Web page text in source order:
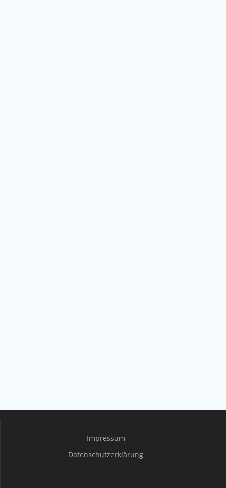
Impressum
Datenschutzerklärung